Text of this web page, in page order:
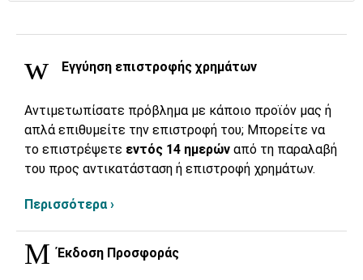
Εγγύηση επιστροφής χρημάτων
Αντιμετωπίσατε πρόβλημα με κάποιο προϊόν μας ή
απλά επιθυμείτε την επιστροφή του; Μπορείτε να
το επιστρέψετε εντός 14 ημερών από τη παραλαβή
του προς αντικατάσταση ή επιστροφή χρημάτων.
Περισσότερα ›
Έκδοση Προσφοράς